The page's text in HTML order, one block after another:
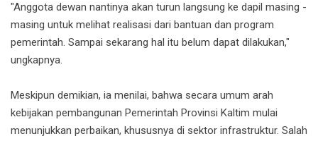
"Anggota dewan nantinya akan turun langsung ke dapil masing -
masing untuk melihat realisasi dari bantuan dan program
pemerintah. Sampai sekarang hal itu belum dapat dilakukan,"
ungkapnya.
Meskipun demikian, ia menilai, bahwa secara umum arah
kebijakan pembangunan Pemerintah Provinsi Kaltim mulai
menunjukkan perbaikan, khususnya di sektor infrastruktur. Salah